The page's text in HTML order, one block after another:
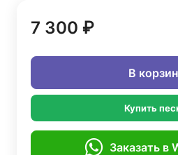
7 300 ₽
В
Купить
Заказать в